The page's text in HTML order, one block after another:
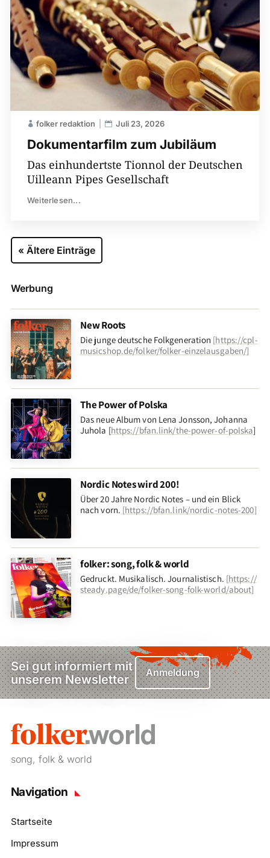
Dokumentarfilm zum Jubiläum
folker redaktion Juli 23, 2026
Das einhundertste Tionnol der Deutschen
Uilleann Pipes Gesellschaft
Weiterlesen...
« Ältere Einträge
Werbung
New Roots
Die junge deutsche Folkgeneration [https://cpl-
musicshop.de/folker/folker-einzelausgaben/]
The Power of Polska
Das neue Album von Lena Jonsson, Johanna
Juhola [https://bfan.link/the-power-of-polska]
Nordic Notes wird 200!
Über 20 Jahre Nordic Notes – und ein Blick
nach vorn. [https://bfan.link/nordic-notes-200]
folker: song, folk & world
Gedruckt. Musikalisch. Journalistisch. [https://
steady.page/de/folker-song-folk-world/about]
Sei gut informiert mit
unserem Newsletter
Anmeldung
song, folk & world
Navigation
Startseite
Impressum